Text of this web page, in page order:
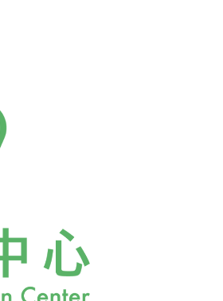
現其蹤跡的經驗。
輪番上陣，呈現自
實踐經驗。泰國珊
）教授Apple